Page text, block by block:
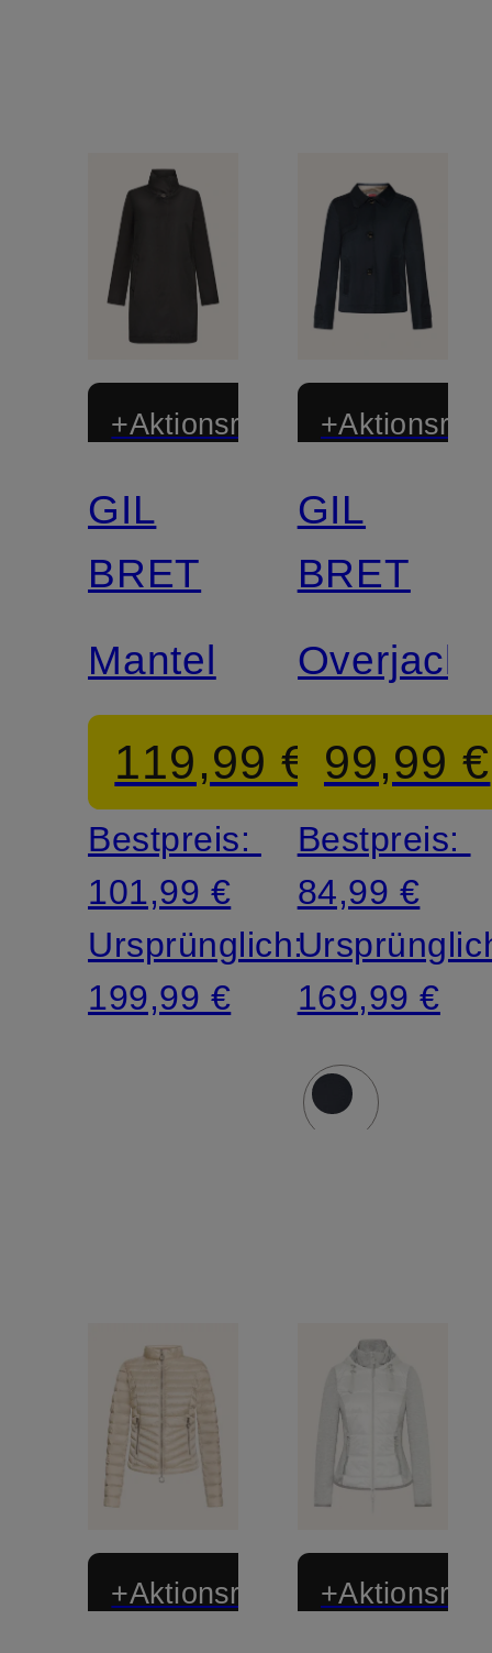
+Aktionsrabatt
GIL
BRET
Mantel
119,99 €
Bestpreis:
101,99 €
Ursprünglich:
199,99 €
GIL
BRET
99,99 €
Bestpreis:
84,99 €
169,99 €
+Aktionsrabatt